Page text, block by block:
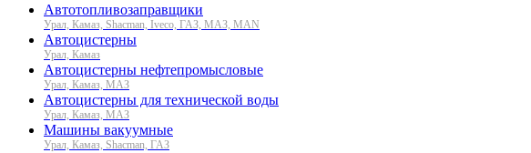
Автотопливозаправщики
Урал, Камаз, Shacman, Iveco, ГАЗ, МАЗ, MAN
Автоцистерны
Урал, Камаз
Автоцистерны нефтепромысловые
Урал, Камаз, МАЗ
Автоцистерны для технической воды
Урал, Камаз, МАЗ
Машины вакуумные
Урал, Камаз, Shacman, ГАЗ